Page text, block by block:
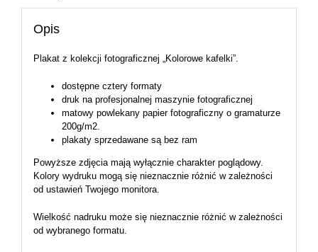
Opis
Plakat z kolekcji fotograficznej „Kolorowe kafelki”.
dostępne cztery formaty
druk na profesjonalnej maszynie fotograficznej
matowy powlekany papier fotograficzny o gramaturze
200g/m2.
plakaty sprzedawane są bez ram
Powyższe zdjęcia mają wyłącznie charakter poglądowy.
Kolory wydruku mogą się nieznacznie różnić w zależności
od ustawień Twojego monitora.
Wielkość nadruku może się nieznacznie różnić w zależności
od wybranego formatu.